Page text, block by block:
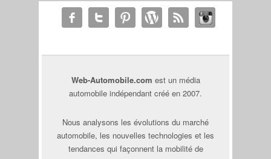
Web-Automobile.com est un média
automobile indépendant créé en 2007.
Nous analysons les évolutions du marché
automobile, les nouvelles technologies et les
tendances qui façonnent la mobilité de